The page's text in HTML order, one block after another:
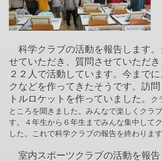
科学クラブの活動を報告します。
せていただき、質問させていただ
２２人で活動しています。今まで
クなどを作ってきたそうです。訪
トルロケットを作っていました。
ク
ところを聞きました。みんなで楽しくクラ
す。４年生から６年生までみんな集中して
した。
これで科学クラブの報告を終わります
室内スポーツクラブの活動を報告